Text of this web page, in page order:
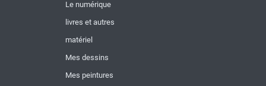
Le numérique
livres et autres
matériel
Mes dessins
Mes peintures